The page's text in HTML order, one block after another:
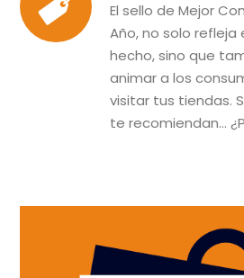
El sello de Mejor
Año, no solo refleja
hecho, sino que
animar a los
visitar tus tiendas.
te recomiendan…